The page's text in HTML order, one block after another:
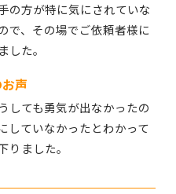
の方が特に気にされていな
で、その場でご依頼者様に
した。
声
しても勇気が出なかったの
していなかったとわかって
りました。